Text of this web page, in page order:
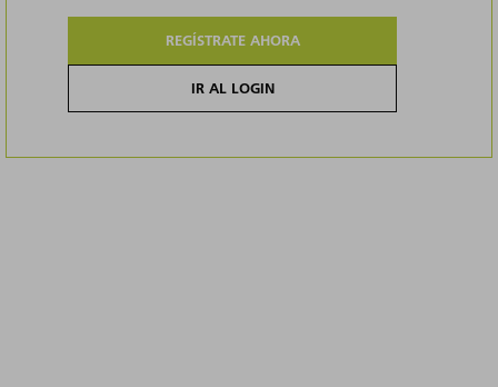
REGÍSTRATE AHORA
IR AL LOGIN